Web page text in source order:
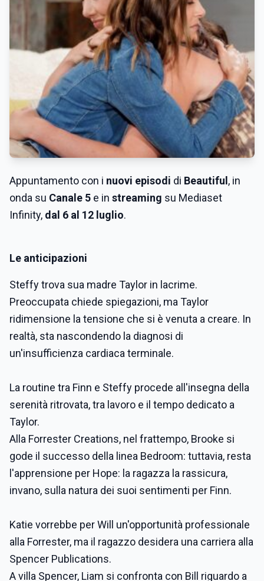
Appuntamento con i nuovi episodi di Beautiful , in
onda su Canale 5 e in streaming su Mediaset
Infinity, dal 6 al 12 luglio.
Le anticipazioni
Steffy trova sua madre Taylor in lacrime.
Preoccupata chiede spiegazioni, ma Taylor
ridimensione la tensione che si è venuta a creare. In
realtà, sta nascondendo la diagnosi di
un'insufficienza cardiaca terminale.
La routine tra Finn e Steffy procede all'insegna della
serenità ritrovata, tra lavoro e il tempo dedicato a
Taylor.
Alla Forrester Creations, nel frattempo, Brooke si
gode il successo della linea Bedroom: tuttavia, resta
l'apprensione per Hope: la ragazza la rassicura,
invano, sulla natura dei suoi sentimenti per Finn.
Katie vorrebbe per Will un'opportunità professionale
alla Forrester, ma il ragazzo desidera una carriera alla
Spencer Publications.
A villa Spencer, Liam si confronta con Bill riguardo a